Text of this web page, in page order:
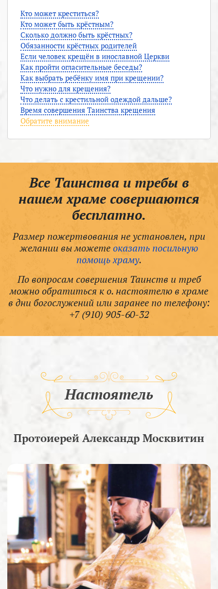
Кто может креститься?
Кто может быть крёстным?
Сколько должно быть крёстных?
Обязанности крёстных родителей
Если человек крещён в инославной Церкви
Как пройти огласительные беседы?
Как выбрать ребёнку имя при крещении?
Что нужно для крещения?
Что делать с крестильной одеждой дальше?
Время совершения Таинства крещения
Обратите внимание
Все Таинства и требы в
нашем храме совершаются
бесплатно.
Размер пожертвования не установлен, при
желании вы можетеоказать посильную
помощь храму.
По вопросам совершения Таинств и треб
можно обратиться к о. настоятелю в храме
в дни богослужений или заранее по телефону:
+7 (910) 905-60-32
Настоятель
Протоиерей Александр Москвитин